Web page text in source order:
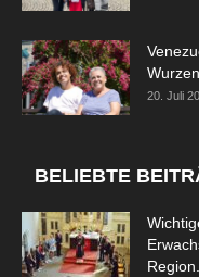
20. Juli
BELIEBTE